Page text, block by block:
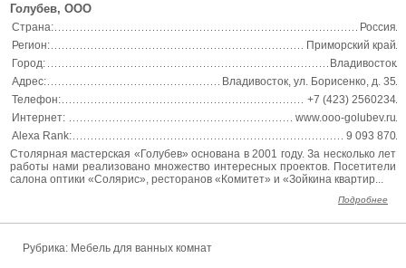
Голубев, ООО
Страна:
Россия
Регион:
Приморский край
Город:
Владивосток
Адрес:
Владивосток, ул. Борисенко, д. 35
Телефон:
+7 (423) 2560234
Интернет:
www.ooo-golubev.ru
Alexa Rank:
9 093 870
Столярная мастерская «Голубев» основана в 2001 году. За несколько лет
работы нами реализовано множество интересных проектов. Посетители
салона оптики «Солярис», ресторанов «Комитет» и «Зойкина квартир...
Подробнее
Рубрика: Мебель для ванных комнат